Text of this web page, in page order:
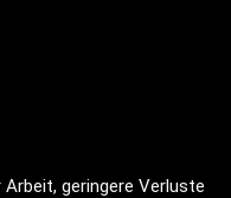
geringere Verluste